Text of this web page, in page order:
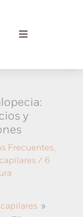
y
Frecuentes,
/ 6